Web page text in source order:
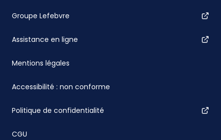
Groupe Lefebvre
Assistance en ligne
Mentions légales
Accessibilité : non conforme
Politique de confidentialité
CGU